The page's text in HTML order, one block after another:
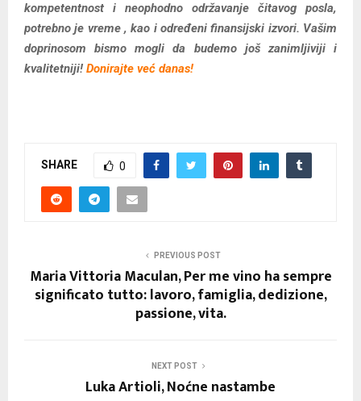
kompetentnost i neophodno održavanje čitavog posla,
potrebno je vreme , kao i određeni finansijski izvori. Vašim
doprinosom bismo mogli da budemo još zanimljiviji i
kvalitetniji! Donirajte već danas!
SHARE 0
PREVIOUS POST
Maria Vittoria Maculan, Per me vino ha sempre
significato tutto: lavoro, famiglia, dedizione,
passione, vita.
NEXT POST
Luka Artioli, Noćne nastambe